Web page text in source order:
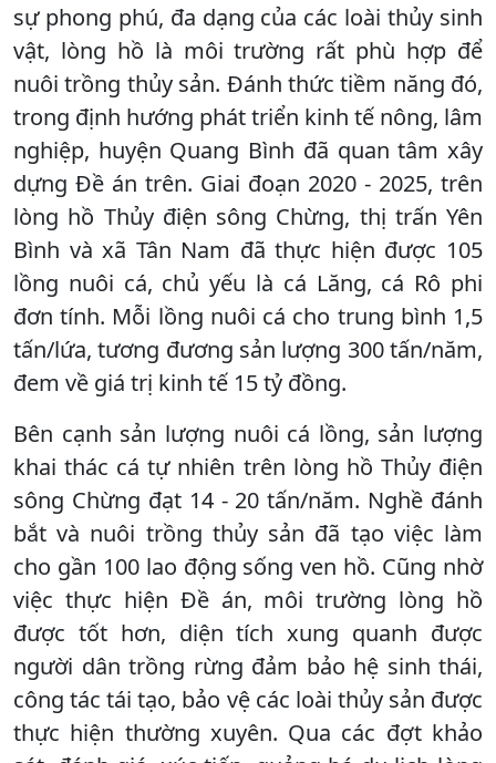
sự phong phú, đa dạng của các loài thủy sinh
vật, lòng hồ là môi trường rất phù hợp để
nuôi trồng thủy sản. Đánh thức tiềm năng đó,
trong định hướng phát triển kinh tế nông, lâm
nghiệp, huyện Quang Bình đã quan tâm xây
dựng Đề án trên. Giai đoạn 2020 - 2025, trên
lòng hồ Thủy điện sông Chừng, thị trấn Yên
Bình và xã Tân Nam đã thực hiện được 105
lồng nuôi cá, chủ yếu là cá Lăng, cá Rô phi
đơn tính. Mỗi lồng nuôi cá cho trung bình 1,5
tấn/lứa, tương đương sản lượng 300 tấn/năm,
đem về giá trị kinh tế 15 tỷ đồng.
Bên cạnh sản lượng nuôi cá lồng, sản lượng
khai thác cá tự nhiên trên lòng hồ Thủy điện
sông Chừng đạt 14 - 20 tấn/năm. Nghề đánh
bắt và nuôi trồng thủy sản đã tạo việc làm
cho gần 100 lao động sống ven hồ. Cũng nhờ
việc thực hiện Đề án, môi trường lòng hồ
được tốt hơn, diện tích xung quanh được
người dân trồng rừng đảm bảo hệ sinh thái,
công tác tái tạo, bảo vệ các loài thủy sản được
thực hiện thường xuyên. Qua các đợt khảo